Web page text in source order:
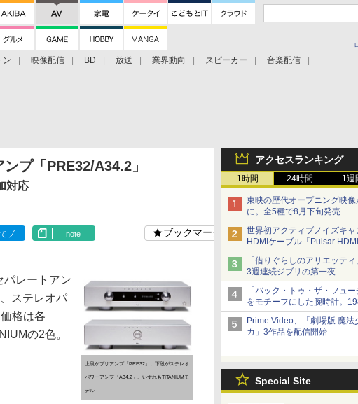
ン 映像配信 BD 放送 業界動向 スピーカー
音楽配信
アクセスランキング
1時間 24時間 1週
東映の歴代オープニング映像
に。全5種で8月下旬発売
世界初アクティブノイズキ
HDMIケーブル「Pulsar
から
「借りぐらしのアリエッティ
3週連続ジブリの第一夜
「バック・トゥ・ザ・フュ
をモチーフにした腕時計。
Prime Video、「劇場版 魔
カ」3作品を配信開始
Special Site
プ「PRE32/A34.2」
対応
ブ note ブックマーク
上段がプリアンプ「PRE32」、下段がステレオ
パワーアンプ「A34.2」。いずれもTITANIUMモ
デル
レートアン
ステレオパ
格は各
の2色。